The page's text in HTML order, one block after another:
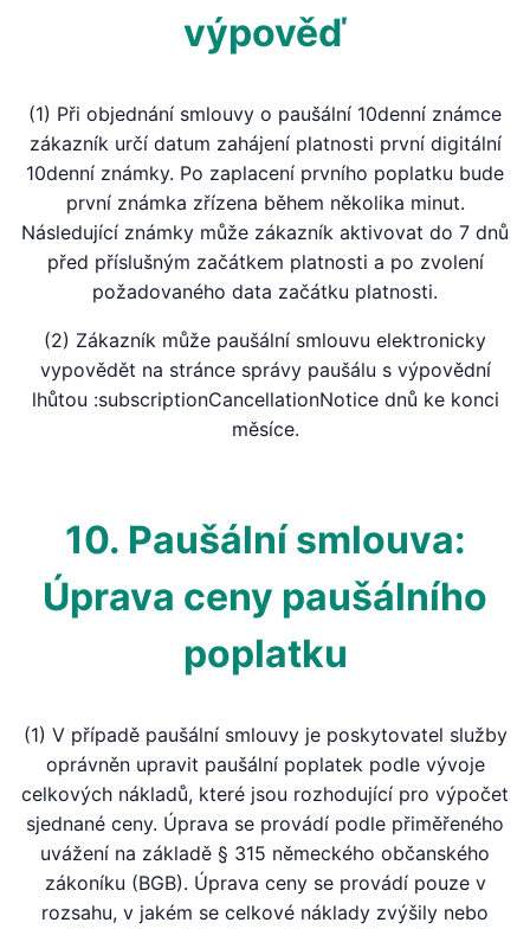
výpověď
(1) Při objednání smlouvy o paušální 10denní známce
zákazník určí datum zahájení platnosti první digitální
10denní známky. Po zaplacení prvního poplatku bude
první známka zřízena během několika minut.
Následující známky může zákazník aktivovat do 7 dnů
před příslušným začátkem platnosti a po zvolení
požadovaného data začátku platnosti.
(2) Zákazník může paušální smlouvu elektronicky
vypovědět na stránce správy paušálu s výpovědní
lhůtou :subscriptionCancellationNotice dnů ke konci
měsíce.
10. Paušální smlouva:
Úprava ceny paušálního
poplatku
(1) V případě paušální smlouvy je poskytovatel služby
oprávněn upravit paušální poplatek podle vývoje
celkových nákladů, které jsou rozhodující pro výpočet
sjednané ceny. Úprava se provádí podle přiměřeného
uvážení na základě § 315 německého občanského
zákoníku (BGB). Úprava ceny se provádí pouze v
rozsahu, v jakém se celkové náklady zvýšily nebo